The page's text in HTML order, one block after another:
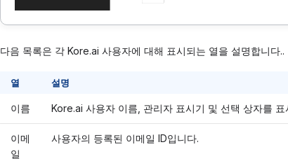
다음 목록은 각 Kore.ai 사용자에 대해 표시되는 열을 설명합니다..
열 설명
이름 Kore.ai 사용자 이름, 관리자 표시기 및 선택 상자를 표
이메
일
사용자의 등록된 이메일 ID입니다.